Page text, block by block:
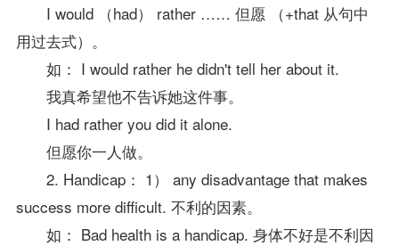
I would （had） rather …… 但愿 （+that 从句中
用过去式）。
如： I would rather he didn't tell her about it.
我真希望他不告诉她这件事。
I had rather you did it alone.
但愿你一人做。
2. Handicap： 1） any disadvantage that makes
success more difficult. 不利的因素。
如： Bad health is a handicap. 身体不好是不利因